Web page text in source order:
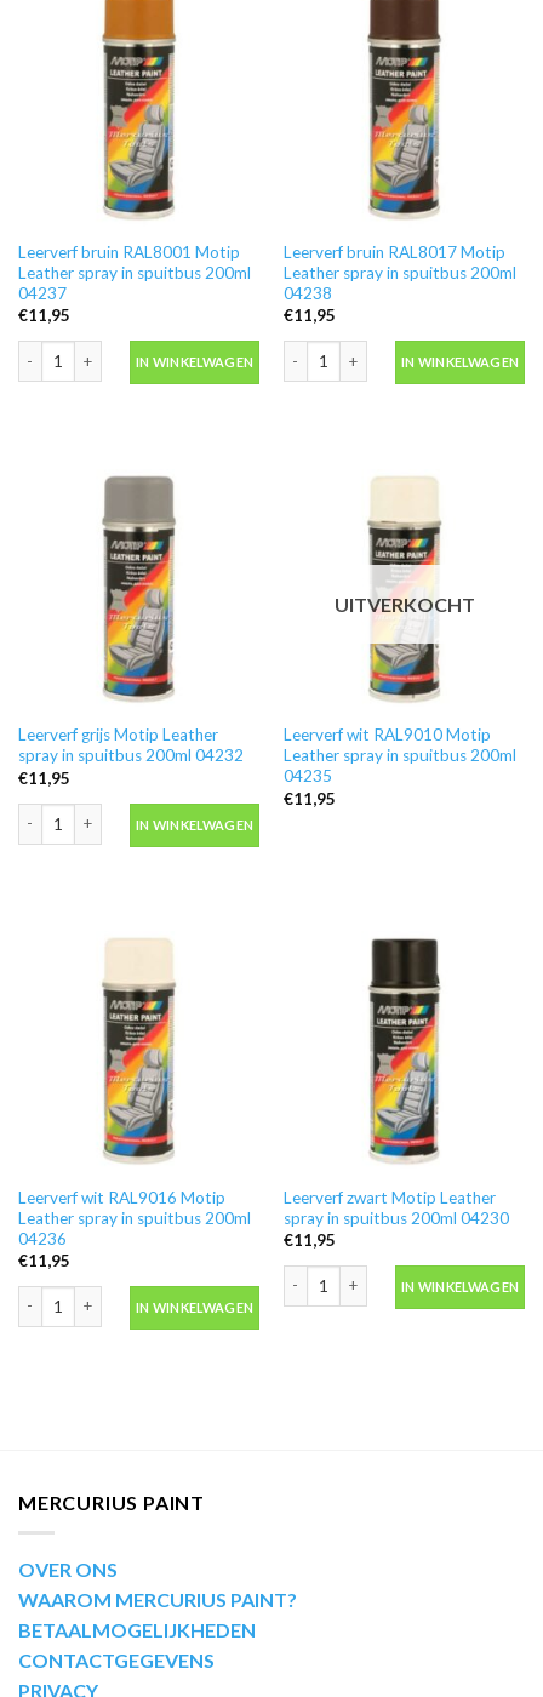
Leerverf bruin RAL8001 Motip
Leather spray in spuitbus 200ml
04237
€11,95
Leerverf bruin RAL8001 Motip Leather spray in spuitbus 200ml 04237 aantal
IN WINKELWAGEN
Leerverf bruin RAL8017 Motip
Leather spray in spuitbus 200ml
04238
€11,95
Leerverf bruin RAL8017 Motip
IN WINKELWAGEN
Leerverf grijs Motip Leather
spray in spuitbus 200ml 04232
€11,95
Leerverf grijs Motip Leather spray in spuitbus 200ml 04232 aantal
IN WINKELWAGEN
UITVERKOCHT
Leerverf wit RAL9010 Motip
Leather spray in spuitbus 200ml
04235
€11,95
Leerverf wit RAL9016 Motip
Leather spray in spuitbus 200ml
04236
€11,95
Leerverf wit RAL9016 Motip Leather spray in spuitbus 200ml 04236 aantal
IN WINKELWAGEN
Leerverf zwart Motip Leather
spray in spuitbus 200ml 04230
€11,95
IN WINKELWAGEN
MERCURIUS PAINT
OVER ONS
WAAROM MERCURIUS PAINT?
BETAALMOGELIJKHEDEN
CONTACTGEGEVENS
PRIVACY